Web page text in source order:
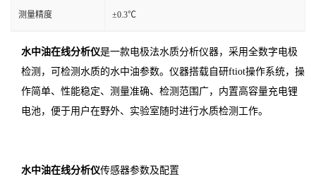
测量精度 ±0.3℃
水中油在线分析仪是一款电极法水质分析仪器，采用全数字电极
检测，可检测水质的水中油参数。仪器搭载自研ftiot操作系统，操
作简单、性能稳定、测量准确、检测范围广，内置高容量充电锂
电池，便于用户在野外、实验室随时进行水质检测工作。
水中油在线分析仪传感器参数及配置